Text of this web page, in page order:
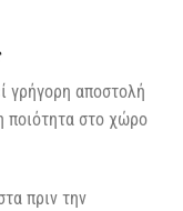
γρήγορη αποστολή
ποιότητα στο χώρο
πριν την